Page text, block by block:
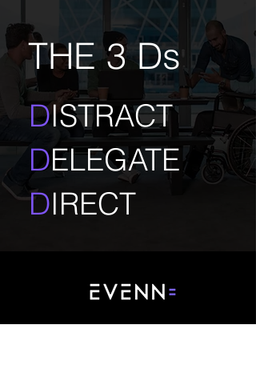
THE 3 Ds
DISTRACT
DELEGATE
DIRECT